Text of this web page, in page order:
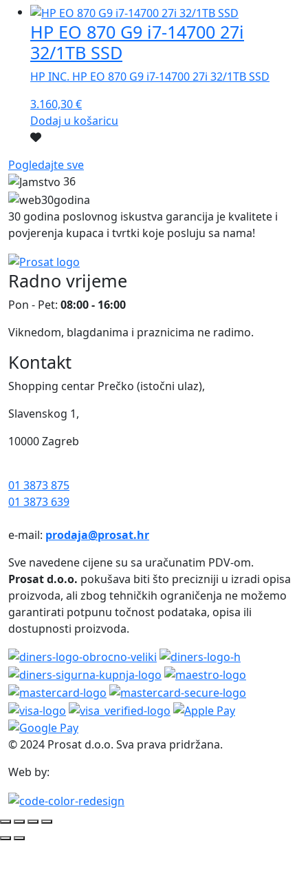
HP EO 870 G9 i7-14700 27i
32/1TB SSD
HP INC. HP EO 870 G9 i7-14700 27i 32/1TB SSD
3.160,30€
Dodaj u košaricu
Pogledajte sve
36
30 godina poslovnog iskustva garancija je kvalitete i
povjerenja kupaca i tvrtki koje posluju sa nama!
Radno vrijeme
Pon - Pet: 08:00 - 16:00
Viknedom, blagdanima i praznicima ne radimo.
Kontakt
Shopping centar Prečko (istočni ulaz),
Slavenskog 1,
10000 Zagreb
01 3873 875
01 3873 639
e-mail: prodaja@prosat.hr
Sve navedene cijene su sa uračunatim PDV-om.
Prosat d.o.o. pokušava biti što precizniji u izradi opisa
proizvoda, ali zbog tehničkih ograničenja ne možemo
garantirati potpunu točnost podataka, opisa ili
dostupnosti proizvoda.
© 2024 Prosat d.o.o. Sva prava pridržana.
Web by: